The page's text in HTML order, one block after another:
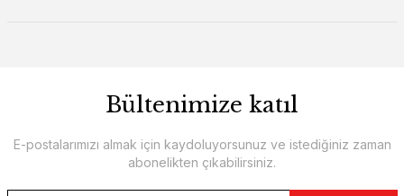
Bültenimize katıl
E-postalarımızı almak için kaydoluyorsunuz ve istediğiniz zaman
abonelikten çıkabilirsiniz.